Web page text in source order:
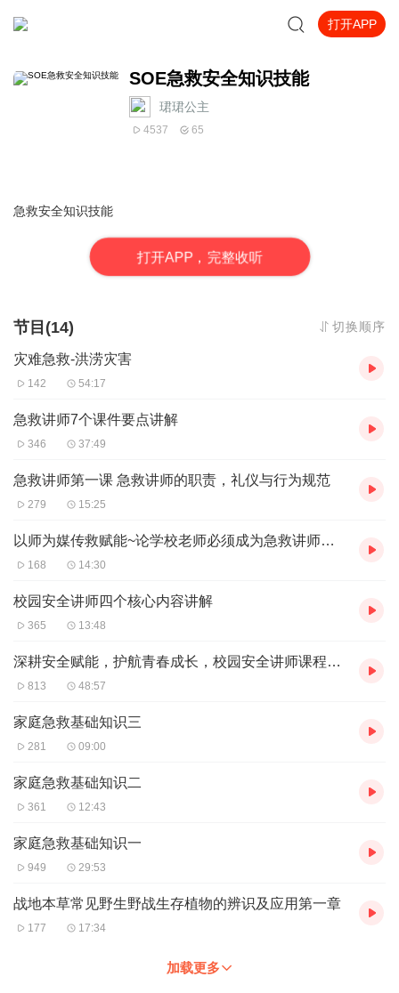
打开APP
SOE急救安全知识技能
珺珺公主
4537 65
急救安全知识技能
打开APP，完整收听
节目(14) 切换顺序
灾难急救-洪涝灾害
142 54:17
急救讲师7个课件要点讲解
346 37:49
急救讲师第一课 急救讲师的职责，礼仪与行为规范
279 15:25
以师为媒传救赋能~论学校老师必须成为急救讲师的政策导向和多重价值
168 14:30
校园安全讲师四个核心内容讲解
365 13:48
深耕安全赋能，护航青春成长，校园安全讲师课程全解析，周旦丹主讲版
813 48:57
家庭急救基础知识三
281 09:00
家庭急救基础知识二
361 12:43
家庭急救基础知识一
949 29:53
战地本草常见野生野战生存植物的辨识及应用第一章
177 17:34
加载更多